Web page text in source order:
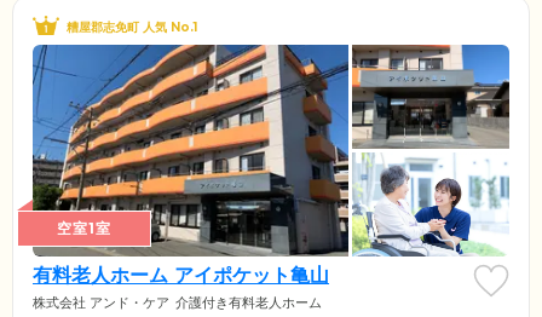
糟屋郡志免町 人気 No.1
空室1室
有料老人ホーム アイポケット亀山
株式会社 アンド・ケア 介護付き有料老人ホーム